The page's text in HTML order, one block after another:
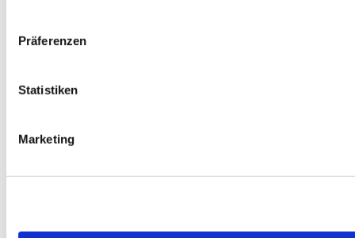
Präferenzen
Statistiken
Marketing